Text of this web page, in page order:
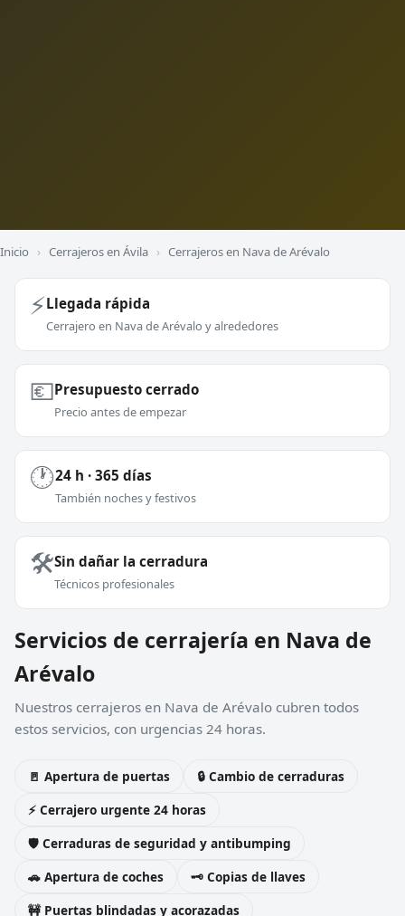
Inicio › Cerrajeros en Ávila › Cerrajeros en Nava de Arévalo
⚡Llegada rápida
Cerrajero en Nava de Arévalo y alrededores
💶Presupuesto cerrado
Precio antes de empezar
🕐24 h · 365 días
También noches y festivos
🛠️Sin dañar la cerradura
Técnicos profesionales
Servicios de cerrajería en Nava de
Arévalo
Nuestros cerrajeros en Nava de Arévalo cubren todos
estos servicios, con urgencias 24 horas.
🚪 Apertura de puertas
🔒 Cambio de cerraduras
⚡ Cerrajero urgente 24 horas
🛡️ Cerraduras de seguridad y antibumping
🚗 Apertura de coches
🗝️ Copias de llaves
🚧 Puertas blindadas y acorazadas